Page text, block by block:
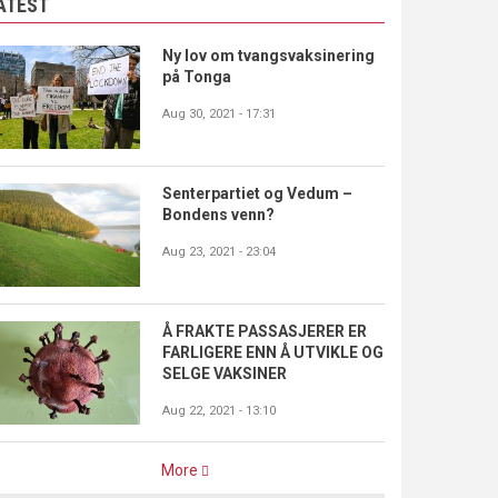
Ny lov om tvangsvaksinering
på Tonga
Aug 30, 2021 - 17:31
Senterpartiet og Vedum –
Bondens venn?
Aug 23, 2021 - 23:04
Å FRAKTE PASSASJERER ER
FARLIGERE ENN Å UTVIKLE OG
SELGE VAKSINER
Aug 22, 2021 - 13:10
More